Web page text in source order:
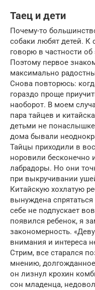
Таец и дети
Почему-то
собаки любят детей. К
говорю в частности
Поэтому первое
максимально
Снова повторюсь:
гораздо проще
наоборот. В моем
пара тайцев и
детьми не
дома бывали
Тайцы приходили в
норовили бесконечно
лабрадоры. Но они
при выкручивании
Китайскую хохлатую
вынуждена
себе не подпускает
появился ребенок, я
закономерность.
внимания и интереса
Стрим, все старался
мнению,
он лизнул крохин
сон младенца,